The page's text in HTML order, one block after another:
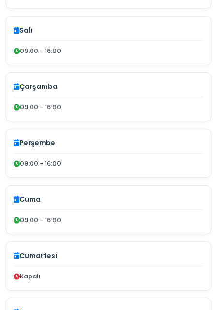
Salı
09:00 - 16:00
Çarşamba
09:00 - 16:00
Perşembe
09:00 - 16:00
Cuma
09:00 - 16:00
Cumartesi
Kapalı